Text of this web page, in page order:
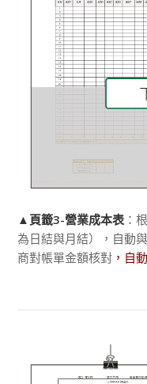
▲頁籤3-營業成本表 ：
為日結與月結），自動
商對帳單金額核對 ，自